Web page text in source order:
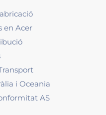
en Acer
i Oceania
AS